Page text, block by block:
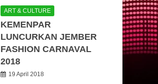
ART & CULTURE
KEMENPAR
LUNCURKAN JEMBER
FASHION CARNAVAL
2018
19 April 2018